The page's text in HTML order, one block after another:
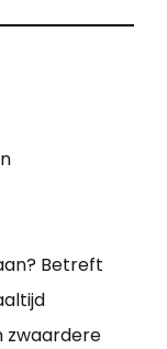
Betreft
zwaardere